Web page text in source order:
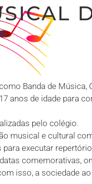
Banda de Música,
anos de idade para
pelo colégio.
musical e cultural
executar
comemorativas,
isso, a sociedade